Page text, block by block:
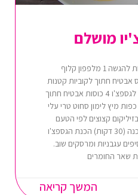
מושלם
רשימת המצרכים לכ- 4 מנות להגשה 1 מלפפון קלוף
לקוביות קטנטנות 1 כוס אבטיח חתוך לקוביות קטנות
גבינת פטה מגוררת לא חובה לגספצ'ו 4 כוסות אבטיח חתוך
לקוביות 2 עגבניות או עד 3 2 כפות מיץ לימון סחוט טרי עלי
קצוצים לפי הטעם
1 כף קליפת לימון מגוררת הכנה (30 דקות) הכנת הגספצ'ו
עגבניות ומרסקים שוב.
שאר החומרים
המשך קריאה